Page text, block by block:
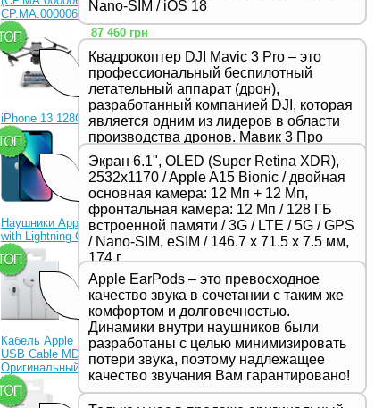
Nano-SIM / iOS 18
CP.MA.00000656.01)
Квадрокоптер DJI Mavic 3 Pro – это
профессиональный беспилотный
летательный аппарат (дрон),
разработанный компанией DJI, которая
является одним из лидеров в области
производства дронов. Мавик 3 Про
представляет собой новейшую модель
в серии Mavic и отличается высоким
качеством съемки, продвинутыми
функциями и улучшенной
производительностью,
предназначенной для
профессиональных фотографов и
видеооператоров.
87 460 грн
iPhone 13 128Gb Blue
Экран 6.1", OLED (Super Retina XDR),
2532x1170 / Apple A15 Bionic / двойная
основная камера: 12 Мп + 12 Мп,
фронтальная камера: 12 Мп / 128 ГБ
встроенной памяти / 3G / LTE / 5G / GPS
/ Nano-SIM, eSIM / 146.7 х 71.5 х 7.5 мм,
174 г
23 330 грн
Наушники Apple EarPods
with Lightning Connector
Apple EarPods – это превосходное
качество звука в сочетании с таким же
комфортом и долговечностью.
Динамики внутри наушников были
разработаны с целью минимизировать
потери звука, поэтому надлежащее
качество звучания Вам гарантировано!
1 350 грн
Кабель Apple Lightning to
USB Cable MD818ZM
Оригинальный!